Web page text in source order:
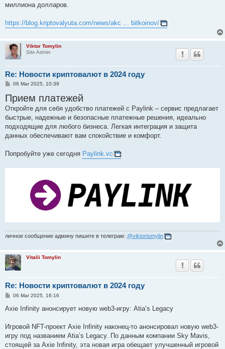
миллиона долларов.
https://blog.kriptovalyuta.com/news/akc ... bitkoinov/
Viktor Tomylin
Site Admin
Re: Новости криптовалют в 2024 году
P
s
t
06 Mar 2025, 10:39
Прием платежей
Откройте для себя удобство платежей с Paylink – сервис предлагает
быстрые, надежные и безопасные платежные решения, идеально
подходящие для любого бизнеса. Легкая интеграция и защита
данных обеспечивают вам спокойствие и комфорт.
Попробуйте уже сегодня Paylink.vc
личное сообщение админу пишите в телеграм: @viktortomylin
Vitalii Tomylin
Re: Новости криптовалют в 2024 году
P
s
06 Mar 2025, 16:16
Axie Infinity анонсирует новую web3-игру: Atia’s Legacy
Игровой NFT-проект Axie Infinity наконец-то анонсировал новую web3-
игру под названием Atia’s Legacy. По данным компании Sky Mavis,
стоящей за Axie Infinity, эта новая игра обещает улучшенный игровой